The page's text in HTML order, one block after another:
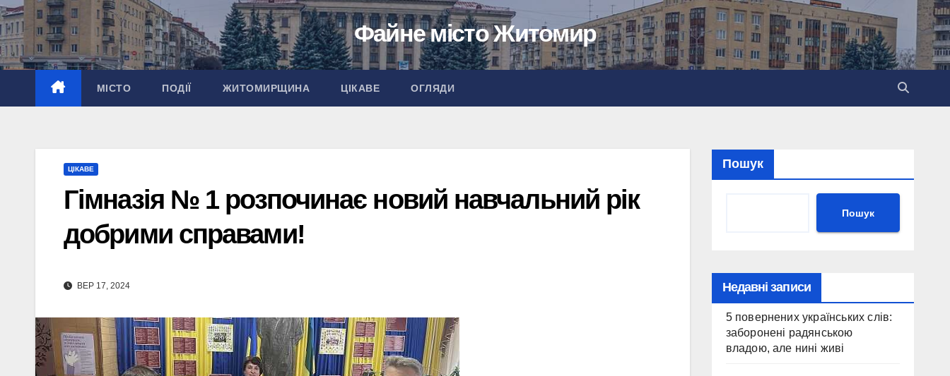
Перейти
до
вмісту
Файне місто Житомир
МІСТО ПОДІЇ ЖИТОМИРЩИНА ЦІКАВЕ ОГЛЯДИ
ЦІКАВЕ
Гімназія № 1 розпочинає новий навчальний рік
добрими справами!
ВЕР 17, 2024
Пошук
Пошук
Недавні записи
5 повернених українських слів:
заборонені радянською
владою, але нині живі